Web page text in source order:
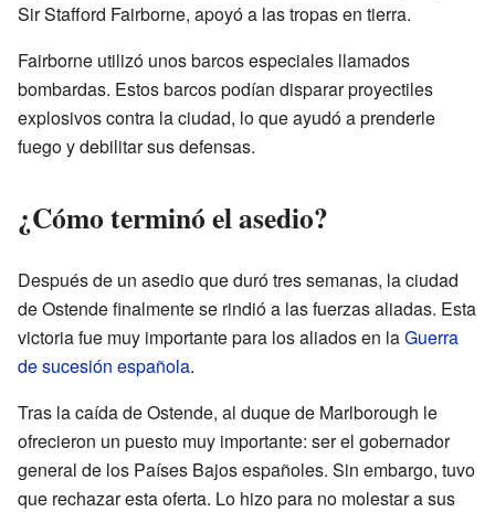
Sir Stafford Fairborne, apoyó a las tropas en tierra.
Fairborne utilizó unos barcos especiales llamados
bombardas. Estos barcos podían disparar proyectiles
explosivos contra la ciudad, lo que ayudó a prenderle
fuego y debilitar sus defensas.
¿Cómo terminó el asedio?
Después de un asedio que duró tres semanas, la ciudad
de Ostende finalmente se rindió a las fuerzas aliadas. Esta
victoria fue muy importante para los aliados en laGuerra
de sucesión española.
Tras la caída de Ostende, al duque de Marlborough le
ofrecieron un puesto muy importante: ser el gobernador
general de los Países Bajos españoles. Sin embargo, tuvo
que rechazar esta oferta. Lo hizo para no molestar a sus